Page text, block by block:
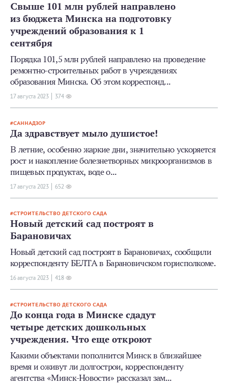
Свыше 101 млн рублей направлено
из бюджета Минска на подготовку
учреждений образования к 1
сентября
Порядка 101,5 млн рублей направлено на проведение
ремонтно-строительных работ в учреждениях
образования Минска. Об этом корреспонд...
17 августа 2023 374
САННАДЗОР
Да здравствует мыло душистое!
В летние, особенно жаркие дни, значительно ускоряется
рост и накопление болезнетворных микроорганизмов в
пищевых продуктах, воде о...
17 августа 2023 652
СТРОИТЕЛЬСТВО ДЕТСКОГО САДА
Новый детский сад построят в
Барановичах
Новый детский сад построят в Барановичах, сообщили
корреспонденту БЕЛТА в Барановичском горисполкоме.
16 августа 2023 418
СТРОИТЕЛЬСТВО ДЕТСКОГО САДА
До конца года в Минске сдадут
четыре детских дошкольных
учреждения. Что еще откроют
Какими объектами пополнится Минск в ближайшее
время и оживут ли долгострои, корреспонденту
агентства «Минск-Новости» рассказал зам...